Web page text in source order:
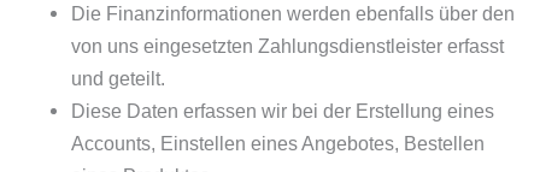
Die Finanzinformationen werden ebenfalls über den
von uns eingesetzten Zahlungsdienstleister erfasst
und geteilt.
Diese Daten erfassen wir bei der Erstellung eines
Accounts, Einstellen eines Angebotes, Bestellen